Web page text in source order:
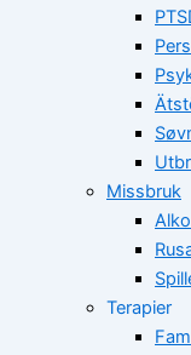
Missbruk
Terapier